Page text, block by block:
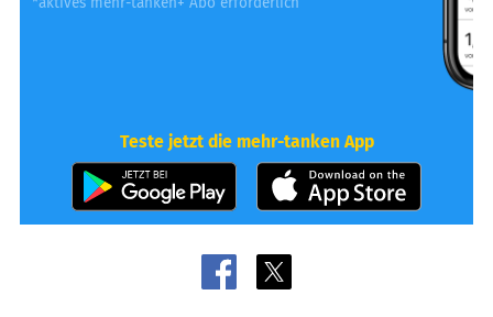
Teste jetzt die mehr-tanken App